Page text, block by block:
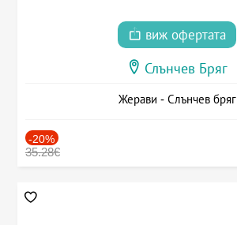
виж офертата
Слънчев Бряг
Жерави - Слънчев бряг
-20%
35.28€